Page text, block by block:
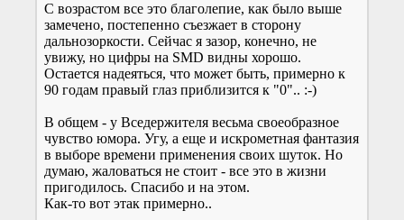
С возрастом все это благолепие, как было выше
замечено, постепенно съезжает в сторону
дальнозоркости. Сейчас я зазор, конечно, не
увижу, но цифры на SMD видны хорошо.
Остается надеяться, что может быть, примерно к
90 годам правый глаз приблизится к "0".. :-)
В общем - у Вседержителя весьма своеобразное
чувство юмора. Угу, а еще и искрометная фантазия
в выборе времени применения своих шуток. Но
думаю, жаловаться не стоит - все это в жизни
пригодилось. Спасибо и на этом.
Как-то вот этак примерно..